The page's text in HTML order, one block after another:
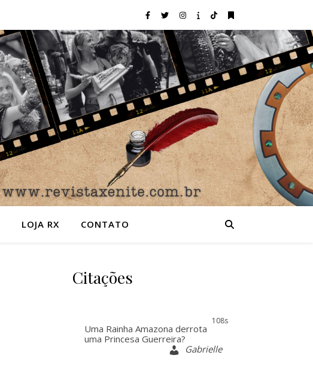
LOJA RX CONTATO
Citações
107s
Uma Rainha Amazona derrota
uma Princesa Guerreira?
Gabrielle